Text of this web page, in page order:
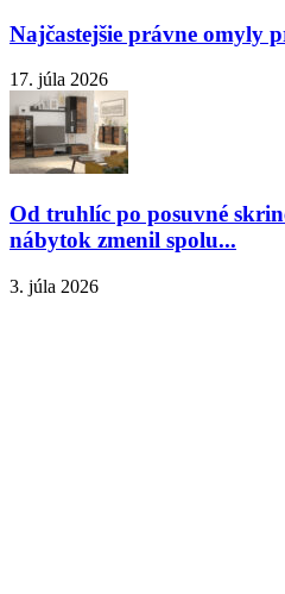
Najčastejšie právne omyly
17. júla 2026
Od truhlíc po posuvné
nábytok zmenil spolu...
3. júla 2026